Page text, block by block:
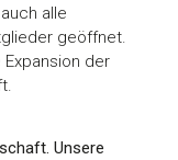
alle
geöffnet.
der
Unsere